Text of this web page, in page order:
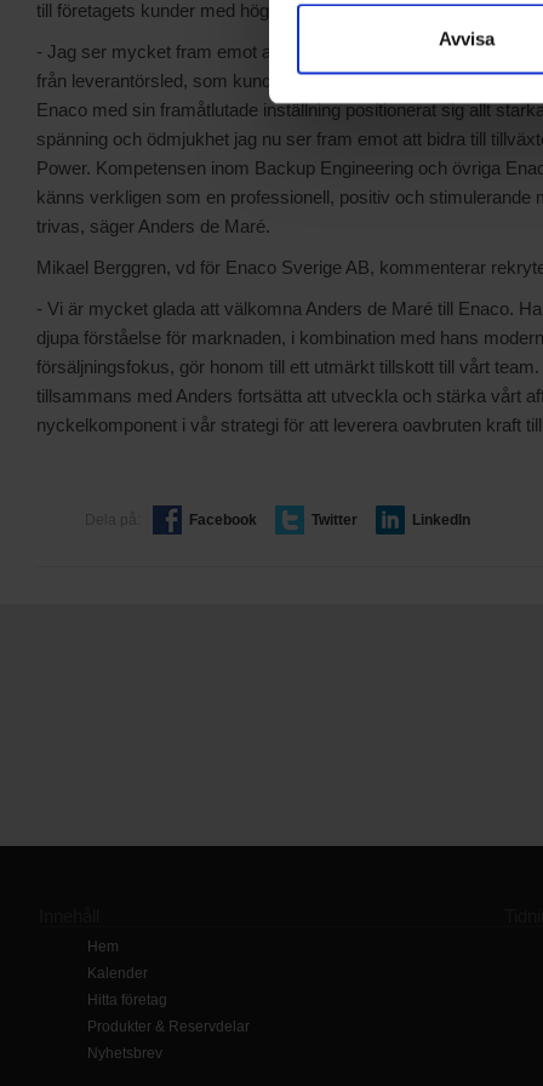
Avvisa
till företagets kunder med höga tillgänglighetskrav. Anders
- Jag ser mycket fram emot att ansluta till Enaco, ett företag jag
från leverantörsled, som kund och samarbetspartner under
Enaco med sin framåtlutade inställning positionerat sig allt
spänning och ödmjukhet jag nu ser fram emot att bidra till
Power. Kompetensen inom Backup Engineering och övriga
känns verkligen som en professionell, positiv och stimulerande
trivas, säger Anders de Maré.
Mikael Berggren, vd för Enaco Sverige AB, kommenterar
- Vi är mycket glada att välkomna Anders de Maré till Enaco.
djupa förståelse för marknaden, i kombination med hans
försäljningsfokus, gör honom till ett utmärkt tillskott till vårt
tillsammans med Anders fortsätta att utveckla och stärka vårt
nyckelkomponent i vår strategi för att leverera oavbruten kraft
Facebook Twitter LinkedIn
Hem
Kalender
Hitta företag
Produkter & Reservdelar
Nyhetsbrev